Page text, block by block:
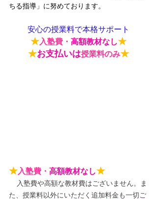
ちる指導 」に努めております。
安心の授業料で本格サポート
★入塾費・ 高額教材なし★
★お支払いは授業料のみ★
★入塾費・ 高額教材なし★
入塾費や高額な教材費はございません。ま
た、授業料以外にいただく追加料金も一切ご